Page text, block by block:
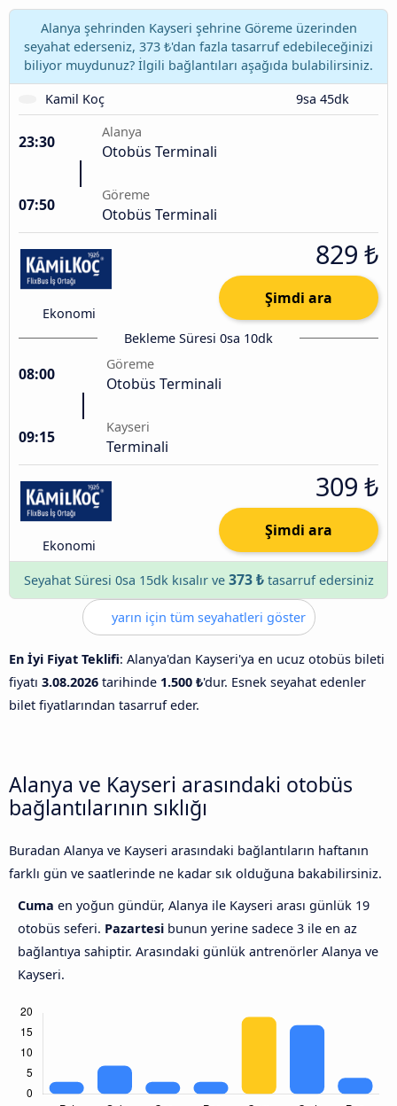
Alanya şehrinden Kayseri şehrine Göreme üzerinden
seyahat ederseniz, 373 ₺'dan fazla tasarruf edebileceğinizi
biliyor muydunuz? İlgili bağlantıları aşağıda bulabilirsiniz.
Kamil Koç
9sa 45dk
23:30
Alanya
Otobüs Terminali
07:50
Göreme
Otobüs Terminali
Ekonomi
829 ₺
Şimdi ara
Bekleme Süresi 0sa 10dk
08:00
Göreme
Otobüs Terminali
09:15
Kayseri
Terminali
Ekonomi
309 ₺
Şimdi ara
Seyahat Süresi 0sa 15dk kısalır ve 373 ₺tasarruf edersiniz
yarın için tüm seyahatleri göster
En İyi Fiyat Teklifi: Alanya'dan Kayseri'ya en ucuz otobüs bileti
fiyatı 3.08.2026 tarihinde 1.500 ₺'dur. Esnek seyahat edenler
bilet fiyatlarından tasarruf eder.
Alanya ve Kayseri arasındaki otobüs
bağlantılarının sıklığı
Buradan Alanya ve Kayseri arasındaki bağlantıların haftanın
farklı gün ve saatlerinde ne kadar sık olduğuna bakabilirsiniz.
Cuma en yoğun gündür, Alanya ile Kayseri arası günlük 19
otobüs seferi. Pazartesi bunun yerine sadece 3 ile en az
bağlantıya sahiptir. Arasındaki günlük antrenörler Alanya ve
Kayseri.